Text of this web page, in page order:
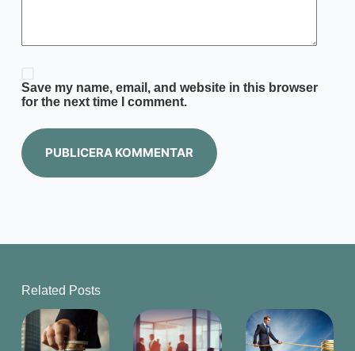
Save my name, email, and website in this browser
for the next time I comment.
PUBLICERA KOMMENTAR
Related Posts